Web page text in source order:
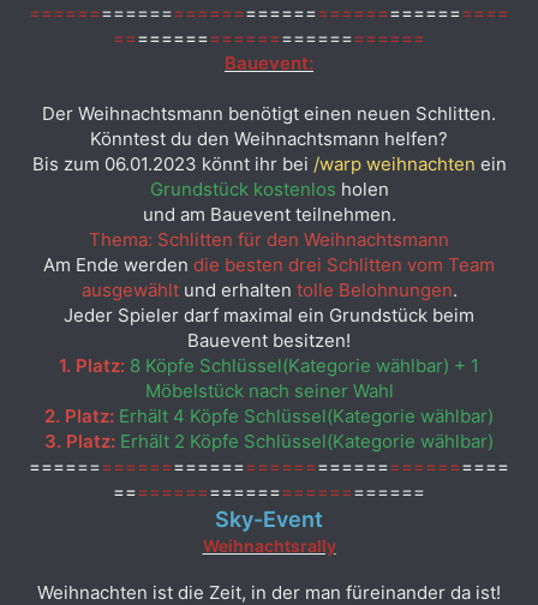
========================================
==========================
Bauevent:
Der Weihnachtsmann benötigt einen neuen Schlitten.
Könntest du den Weihnachtsmann helfen?
Bis zum 06.01.2023 könnt ihr bei /warp weihnachten ein
Grundstück kostenlos holen
und am Bauevent teilnehmen.
Thema: Schlitten für den Weihnachtsmann
Am Ende werden die besten drei Schlitten vom Team
ausgewähltund erhalten tolle Belohnungen.
Jeder Spieler darf maximal ein Grundstück beim
Bauevent besitzen!
1. Platz: 8 Köpfe Schlüssel(Kategorie wählbar) + 1
Möbelstück nach seiner Wahl
2. Platz: Erhält 4 Köpfe Schlüssel(Kategorie wählbar)
3. Platz: Erhält 2 Köpfe Schlüssel(Kategorie wählbar)
========================================
==========================
Sky-Event
Weihnachtsrally
Weihnachten ist die Zeit, in der man füreinander da ist!